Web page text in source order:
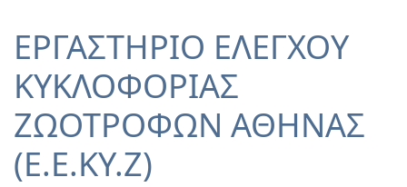
ΕΡΓΑΣΤΗΡΙΟ ΕΛΕΓΧΟΥ
ΚΥΚΛΟΦΟΡΙΑΣ
ΖΩΟΤΡΟΦΩΝ ΑΘΗΝΑΣ
(Ε.Ε.ΚΥ.Ζ)